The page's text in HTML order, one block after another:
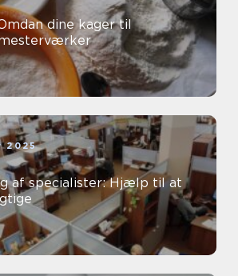
dine kager til
2025
af specialister: Hjælp til at